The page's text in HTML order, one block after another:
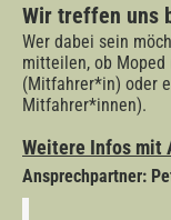
Wir treffen uns
Wer dabei sein
mitteilen, ob
(Mitfahrer*in) oder
Mitfahrer*innen).
Weitere Infos mit
Ansprechpartner: